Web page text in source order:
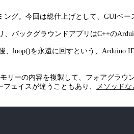
グ。今回は総仕上げとして、GUIベ
バックグラウンドアプリはC++の
、loop()を永遠に回すという、
リーの内容を複製して、フォアグラ
ェイスが違うこともあり、
メソッド